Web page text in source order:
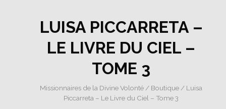
LUISA PICCARRETA –
LE LIVRE DU CIEL –
TOME 3
Missionnaires de la Divine Volonté / Boutique / Luisa
Piccarreta – Le Livre du Ciel – Tome 3